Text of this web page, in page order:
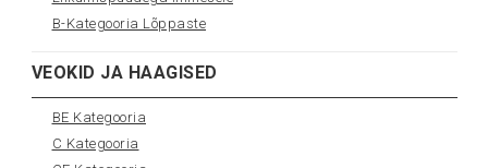
B-Kategooria Lõppaste
VEOKID JA HAAGISED
BE Kategooria
C Kategooria